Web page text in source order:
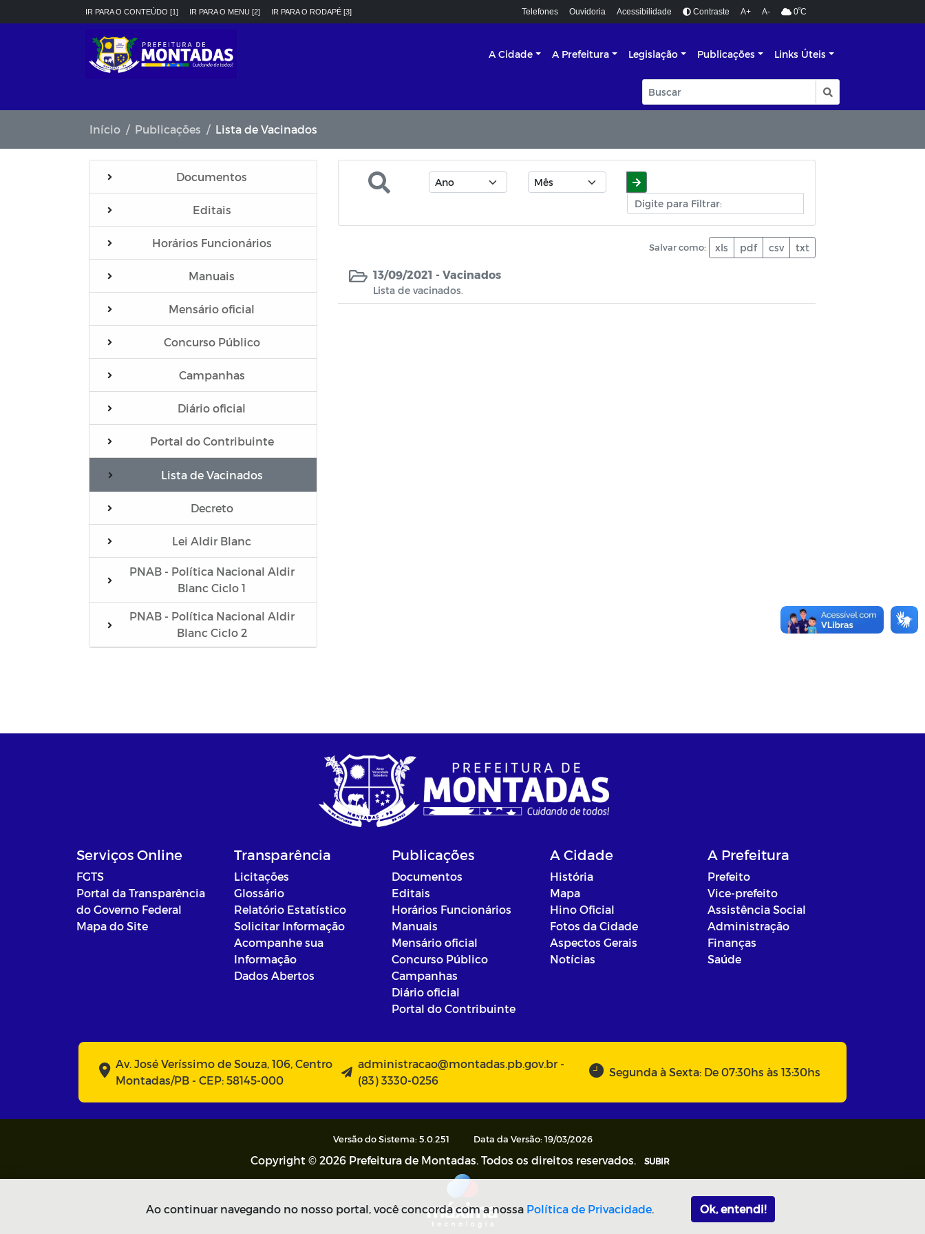
IR PARA O CONTEÚDO [1] IR PARA O MENU [2] IR PARA O RODAPÉ [3] Telefones Ouvidoria Acessibilidade Contraste A+ A- 0ºC
A Cidade A Prefeitura Legislação Publicações Links Úteis
Início Publicações Lista de Vacinados
Documentos
Editais
Horários Funcionários
Manuais
Mensário oficial
Concurso Público
Campanhas
Diário oficial
Portal do Contribuinte
Lista de Vacinados
Decreto
Lei Aldir Blanc
PNAB - Política Nacional Aldir
Blanc Ciclo 1
PNAB - Política Nacional Aldir
Blanc Ciclo 2
Salvar como: xls pdf csv txt
13/09/2021 - Vacinados
Lista de vacinados.
Serviços Online
FGTS
Portal da Transparência
do Governo Federal
Mapa do Site
Transparência
Licitações
Glossário
Relatório Estatístico
Solicitar Informação
Acompanhe sua
Informação
Dados Abertos
Publicações
Documentos
Editais
Horários Funcionários
Manuais
Mensário oficial
Concurso Público
Campanhas
Diário oficial
Portal do Contribuinte
A Cidade
História
Mapa
Hino Oficial
Fotos da Cidade
Aspectos Gerais
Notícias
A Prefeitura
Prefeito
Vice-prefeito
Assistência Social
Administração
Finanças
Saúde
Av. José Veríssimo de Souza, 106, Centro
Montadas/PB - CEP: 58145-000
administracao@montadas.pb.gov.br -
(83) 3330-0256
Segunda à Sexta: De 07:30hs às 13:30hs
Versão do Sistema: 5.0.251 Data da Versão: 19/03/2026
Copyright © 2026 Prefeitura de Montadas. Todos os direitos reservados. SUBIR
Ao continuar navegando no nosso portal, você concorda com a nossa Política de Privacidade. Ok, entendi!